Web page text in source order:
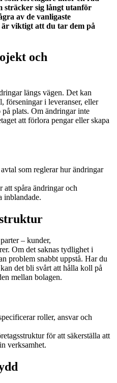
sträcker sig långt utanför
av de vanligaste
viktigt att du tar dem på
och
längs vägen. Det kan
förseningar i leveranser, eller
plats. Om ändringar inte
att förlora pengar eller skapa
som reglerar hur ändringar
spåra ändringar och
inblandade.
– kunder,
Om det saknas tydlighet i
problem snabbt uppstå. Har du
det bli svårt att hålla koll på
mellan bolagen.
roller, ansvar och
för att säkerställa att
verksamhet.